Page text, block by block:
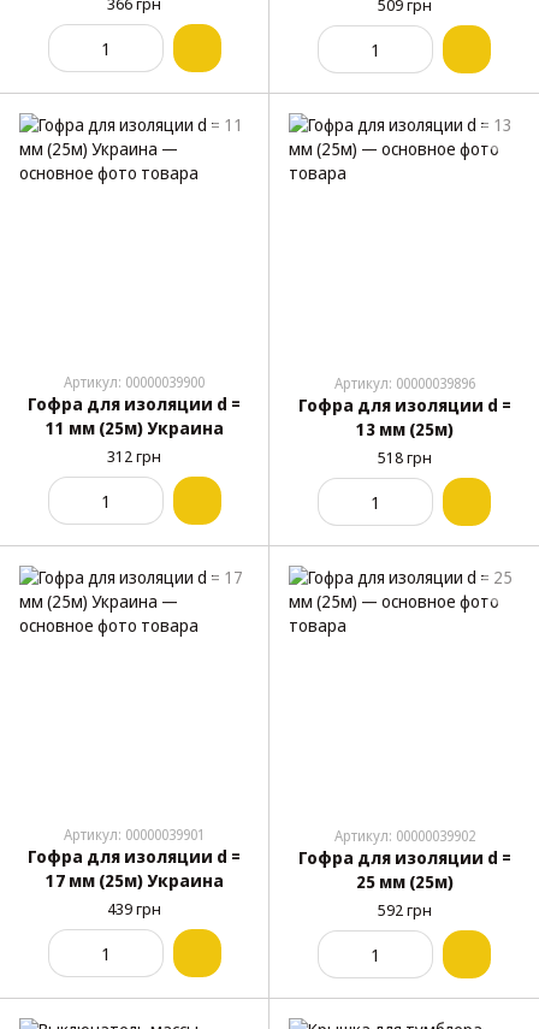
509 грн
Артикул: 00000039900
Гофра для изоляции d =
11 мм (25м) Украина
312 грн
Артикул: 00000039896
Гофра для изоляции d =
13 мм (25м)
518 грн
Артикул: 00000039901
Гофра для изоляции d =
17 мм (25м) Украина
439 грн
Артикул: 00000039902
Гофра для изоляции d =
25 мм (25м)
592 грн